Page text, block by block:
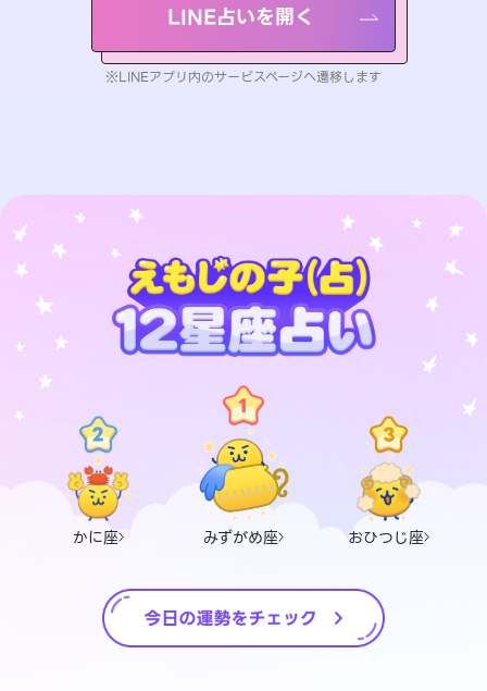
LINE占いを開く
※LINEアプリ内のサービスページへ遷移します
かに座 みずがめ座 おひつじ座